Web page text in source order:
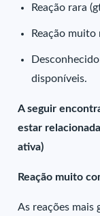
Reação rara
Reação
disponíveis.
A seguir
estar
ativa)
Reação muito
As reações mais